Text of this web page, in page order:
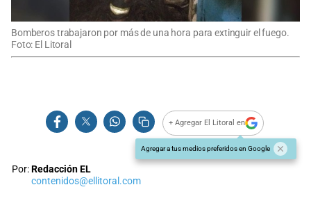
Bomberos trabajaron por más de una hora para extinguir el fuego.
Foto: El Litoral
+ Agregar El Litoral en
Agregar a tus medios preferidos en Google
Por:Redacción EL
contenidos@ellitoral.com